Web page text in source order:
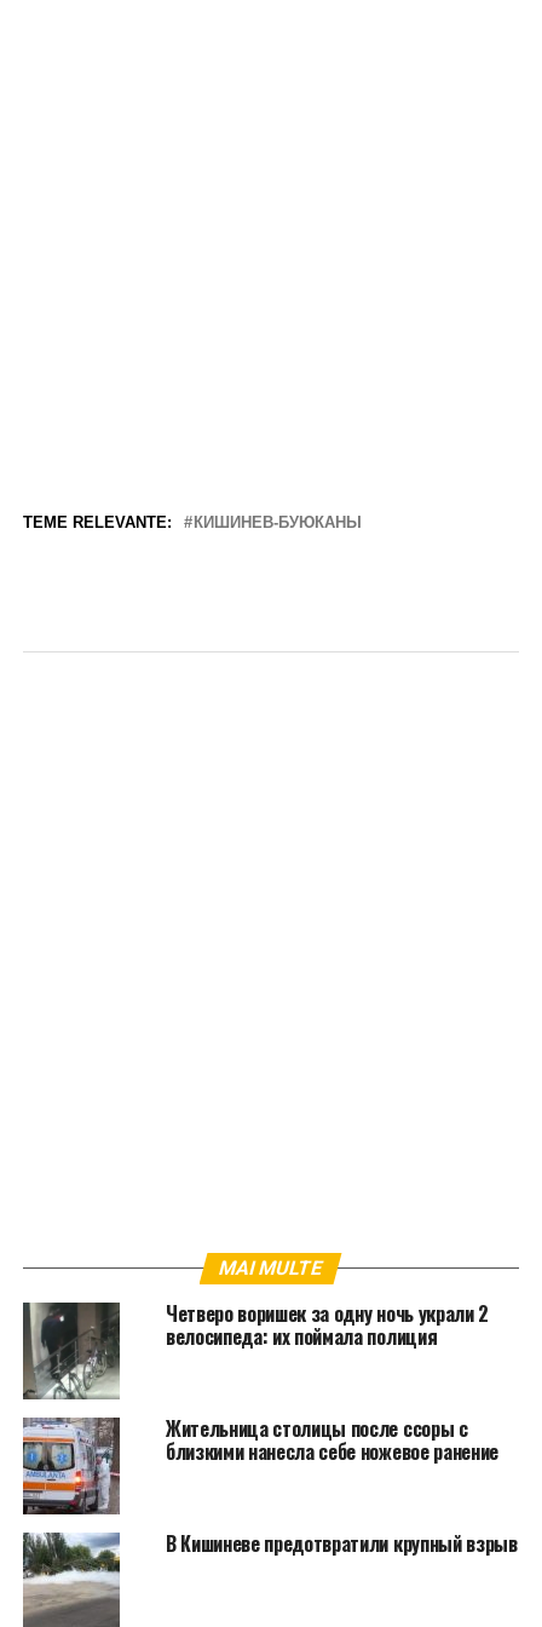
TEME RELEVANTE: КИШИНЕВ-БУЮКАНЫ
MAI MULTE
Четверо воришек за одну ночь украли 2
велосипеда: их поймала полиция
Жительница столицы после ссоры с
близкими нанесла себе ножевое ранение
В Кишиневе предотвратили крупный взрыв